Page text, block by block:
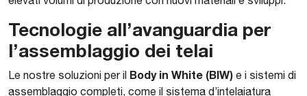
Tecnologie all’avanguardia per
l’assemblaggio dei telai
Le nostre soluzioni per il Body in White (BIW) e i sistemi di
assemblaggio completi, come il sistema d’intelaiatura